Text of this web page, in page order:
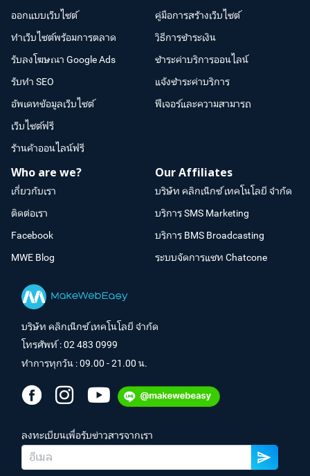
ออกแบบเว็บไซต์
ทำเว็บไซต์พร้อมการตลาด
รับลงโฆษณา Google Ads
รับทำ SEO
อัพเดทข้อมูลเว็บไซต์
เว็บไซต์ฟรี
ร้านค้าออนไลน์ฟรี
คู่มือการสร้างเว็บไซต์
วิธีการชำระเงิน
ชำระค่าบริการออนไลน์
แจ้งชำระค่าบริการ
ฟีเจอร์และความสามารถ
Who are we?
เกี่ยวกับเรา
ติดต่อเรา
Facebook
MWE Blog
Our Affiliates
บริษัท คลิกเน็กซ์ เทคโนโลยี จำกัด
บริการ SMS Marketing
บริการ BMS Broadcasting
ระบบจัดการแชท Chatcone
บริษัท คลิกเน็กซ์ เทคโนโลยี จำกัด
โทรศัพท์ :02 483 0999
ทำการทุกวัน : 09.00 - 21.00 น.
ลงทะเบียนเพื่อรับข่าวสารจากเรา